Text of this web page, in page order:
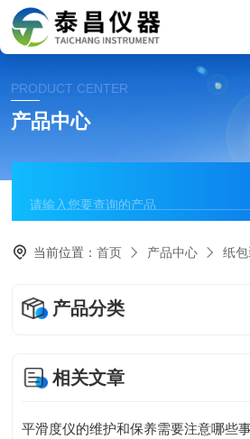
PRODUCT CENTER
产品中心
当前位置：首页 产品中心 纸
产品分类
相关文章
平滑度仪的维护和保养需要注意哪些